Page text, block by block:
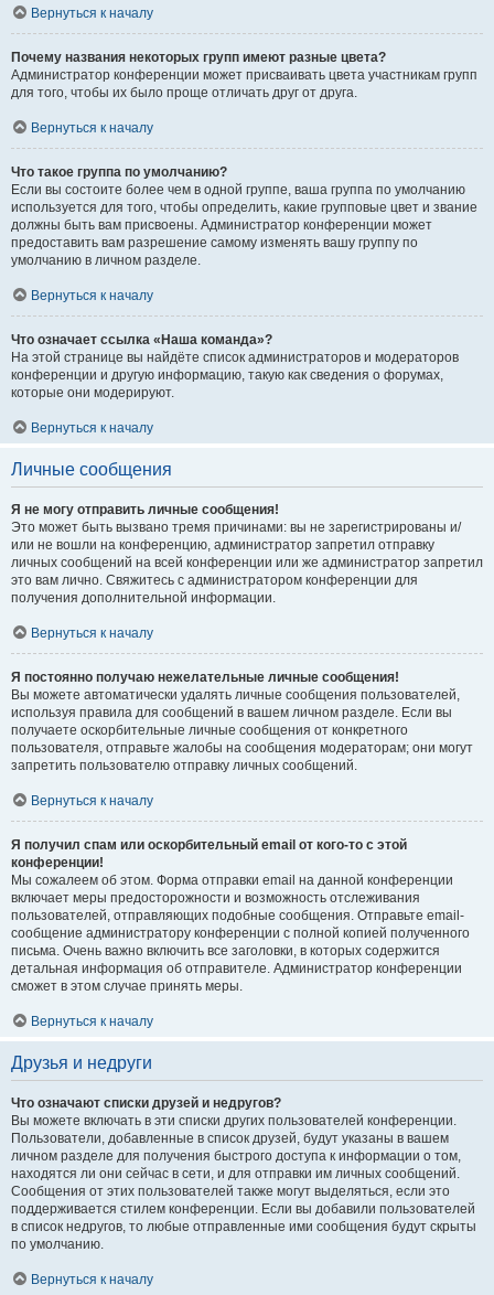
Вернуться к началу
Почему названия некоторых групп имеют разные цвета?
Администратор конференции может присваивать цвета участникам групп
для того, чтобы их было проще отличать друг от друга.
Вернуться к началу
Что такое группа по умолчанию?
Если вы состоите более чем в одной группе, ваша группа по умолчанию
используется для того, чтобы определить, какие групповые цвет и звание
должны быть вам присвоены. Администратор конференции может
предоставить вам разрешение самому изменять вашу группу по
умолчанию в личном разделе.
Вернуться к началу
Что означает ссылка «Наша команда»?
На этой странице вы найдёте список администраторов и модераторов
конференции и другую информацию, такую как сведения о форумах,
которые они модерируют.
Вернуться к началу
Личные сообщения
Я не могу отправить личные сообщения!
Это может быть вызвано тремя причинами: вы не зарегистрированы и/
или не вошли на конференцию, администратор запретил отправку
личных сообщений на всей конференции или же администратор запретил
это вам лично. Свяжитесь с администратором конференции для
получения дополнительной информации.
Вернуться к началу
Я постоянно получаю нежелательные личные сообщения!
Вы можете автоматически удалять личные сообщения пользователей,
используя правила для сообщений в вашем личном разделе. Если вы
получаете оскорбительные личные сообщения от конкретного
пользователя, отправьте жалобы на сообщения модераторам; они могут
запретить пользователю отправку личных сообщений.
Вернуться к началу
Я получил спам или оскорбительный email от кого-то с этой
конференции!
Мы сожалеем об этом. Форма отправки email на данной конференции
включает меры предосторожности и возможность отслеживания
пользователей, отправляющих подобные сообщения. Отправьте email-
сообщение администратору конференции с полной копией полученного
письма. Очень важно включить все заголовки, в которых содержится
детальная информация об отправителе. Администратор конференции
сможет в этом случае принять меры.
Вернуться к началу
Друзья и недруги
Что означают списки друзей и недругов?
Вы можете включать в эти списки других пользователей конференции.
Пользователи, добавленные в список друзей, будут указаны в вашем
личном разделе для получения быстрого доступа к информации о том,
находятся ли они сейчас в сети, и для отправки им личных сообщений.
Сообщения от этих пользователей также могут выделяться, если это
поддерживается стилем конференции. Если вы добавили пользователей
в список недругов, то любые отправленные ими сообщения будут скрыты
по умолчанию.
Вернуться к началу